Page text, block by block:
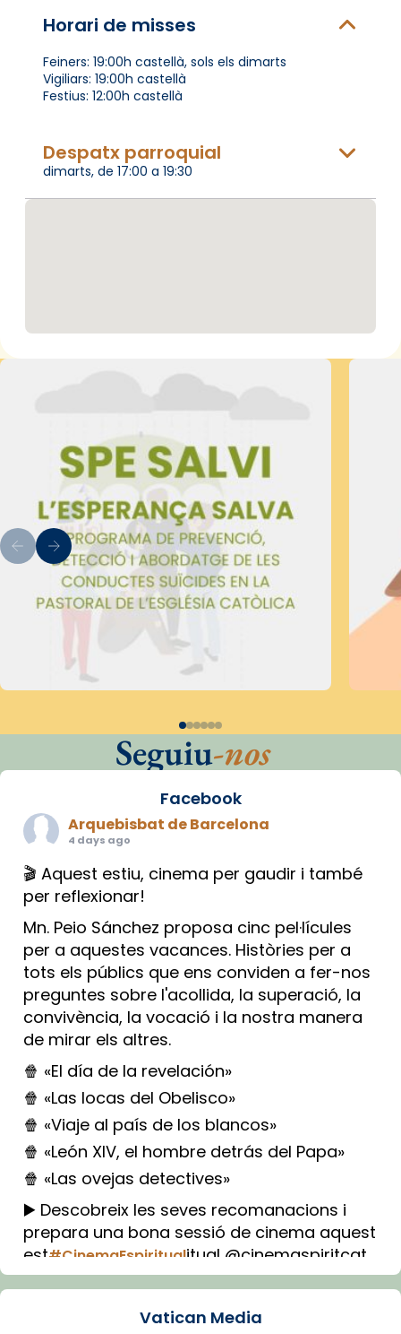
Horari de misses
Feiners: 19:00h castellà, sols els dimarts
Vigiliars: 19:00h castellà
Festius: 12:00h castellà
Despatx parroquial
dimarts, de 17:00 a 19:30
Seguiu-nos
Facebook
Arquebisbat de Barcelona
4 days ago
🎬 Aquest estiu, cinema per gaudir i també
per reflexionar!
Mn. Peio Sánchez proposa cinc pel·lícules
per a aquestes vacances. Històries per a
tots els públics que ens conviden a fer-nos
preguntes sobre l'acollida, la superació, la
convivència, la vocació i la nostra manera
de mirar els altres.
🍿 «El día de la revelación»
🍿 «Las locas del Obelisco»
🍿 «Viaje al país de los blancos»
🍿 «León XIV, el hombre detrás del Papa»
🍿 «Las ovejas detectives»
▶️ Descobreix les seves recomanacions i
prepara una bona sessió de cinema aquest
est#CinemaEspiritualitual @cinemaspiritcat
Imatge: Generada amb IA (OpenAI)
Vatican Media